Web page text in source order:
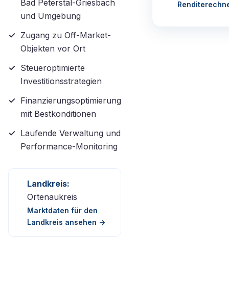
Bad Peterstal-Griesbach
und Umgebung
Zugang zu Off-Market-
Objekten vor Ort
Steueroptimierte
Investitionsstrategien
Finanzierungsoptimierung
mit Bestkonditionen
Laufende Verwaltung und
Performance-Monitoring
Landkreis:
Ortenaukreis
Marktdaten für den
Landkreis ansehen ->